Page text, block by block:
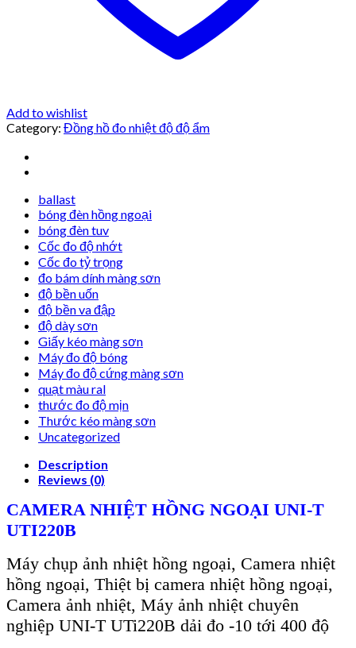
Add to wishlist
Category: Đồng hồ đo nhiệt độ độ ẩm
ballast
bóng đèn hồng ngoại
bóng đèn tuv
Cốc đo độ nhớt
Cốc đo tỷ trọng
đo bám dính màng sơn
độ bền uốn
độ bền va đập
độ dày sơn
Giấy kéo màng sơn
Máy đo độ bóng
Máy đo độ cứng màng sơn
quạt màu ral
thước đo độ mịn
Thước kéo màng sơn
Uncategorized
Description
Reviews (0)
CAMERA NHIỆT HỒNG NGOẠI UNI-T
UTI220B
Máy chụp ảnh nhiệt hồng ngoại, Camera nhiệt
hồng ngoại, Thiệt bị camera nhiệt hồng ngoại,
Camera ảnh nhiệt, Máy ảnh nhiệt chuyên
nghiệp UNI-T UTi220B dải đo -10 tới 400 độ